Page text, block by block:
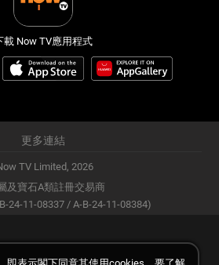
載 Now TV應用程式
更多連結
TV Limited, 2026
及寶石A類註冊交易商
24-11-08337 / A-B-24-11-08384)